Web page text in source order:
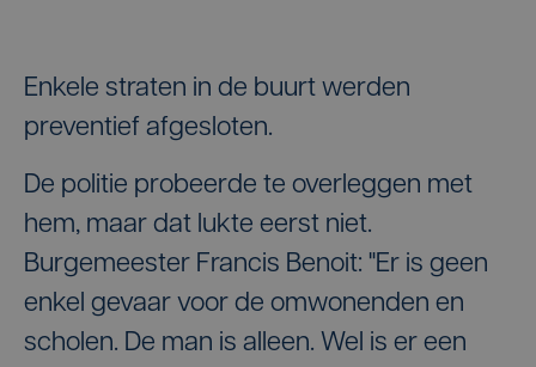
Enkele straten in de buurt werden
preventief afgesloten.
De politie probeerde te overleggen met
hem, maar dat lukte eerst niet.
Burgemeester Francis Benoit: "Er is geen
enkel gevaar voor de omwonenden en
scholen. De man is alleen. Wel is er een